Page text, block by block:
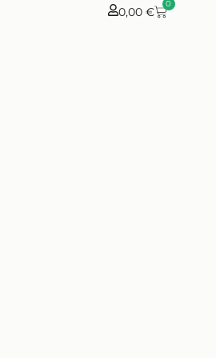
0,00 €
0
PANIER